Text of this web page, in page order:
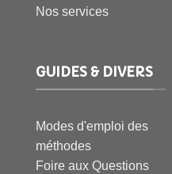
Nos services
GUIDES & DIVERS
Modes d'emploi des
méthodes
Foire aux Questions